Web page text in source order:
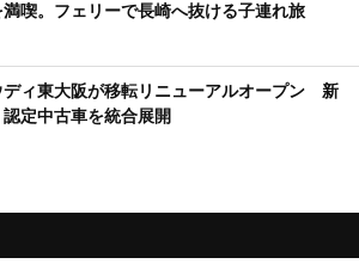
満喫。フェリーで長崎へ抜ける子連れ旅
ディ東大阪が移転リニューアルオープン 新
定中古車を統合展開